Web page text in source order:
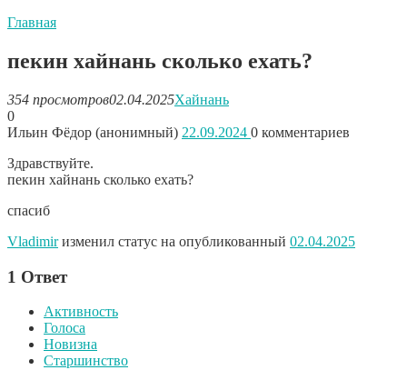
Главная
пекин хайнань сколько ехать?
354 просмотров02.04.2025Хайнань
0
Ильин Фёдор (анонимный) 22.09.2024 0 комментариев
Здравствуйте.
пекин хайнань сколько ехать?
спасиб
Vladimirизменил статус на опубликованный 02.04.2025
1 Ответ
Активность
Голоса
Новизна
Старшинство